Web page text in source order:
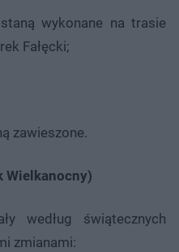
wykonane na trasie
Fałęcki;
zawieszone.
Wielkanocny)
według świątecznych
zmianami: